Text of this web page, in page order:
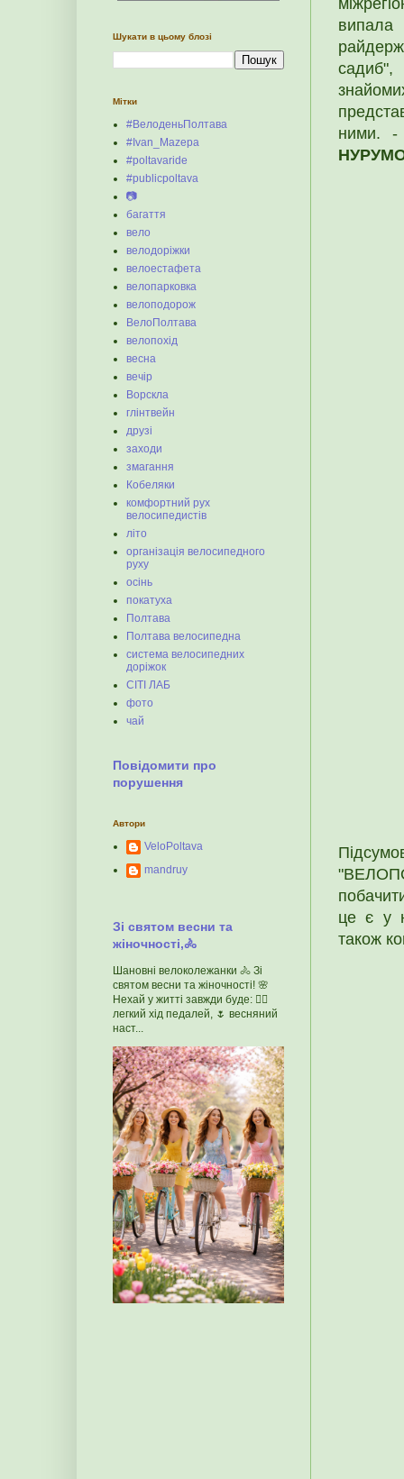
ними. -
це є у
також
Шукати в цьому блозі
Мітки
#ВелоденьПолтава
#Ivan_Mazepa
#poltavaride
#publicpoltava
📷
багаття
вело
велодоріжки
велоестафета
велопарковка
велоподорож
ВелоПолтава
велопохід
весна
вечір
Ворскла
глінтвейн
друзі
заходи
змагання
Кобеляки
комфортний рух
велосипедистів
літо
організація велосипедного
руху
осінь
покатуха
Полтава
Полтава велосипедна
система велосипедних
доріжок
СІТІ ЛАБ
фото
чай
Повідомити про
порушення
Автори
VeloPoltava
mandruy
Зі святом весни та
жіночності,🚴
Шановні велоколежанки 🚴 Зі
святом весни та жіночності! 🌸
Нехай у житті завжди буде: 🚴‍♀️
легкий хід педалей, 🌷 весняний
наст...